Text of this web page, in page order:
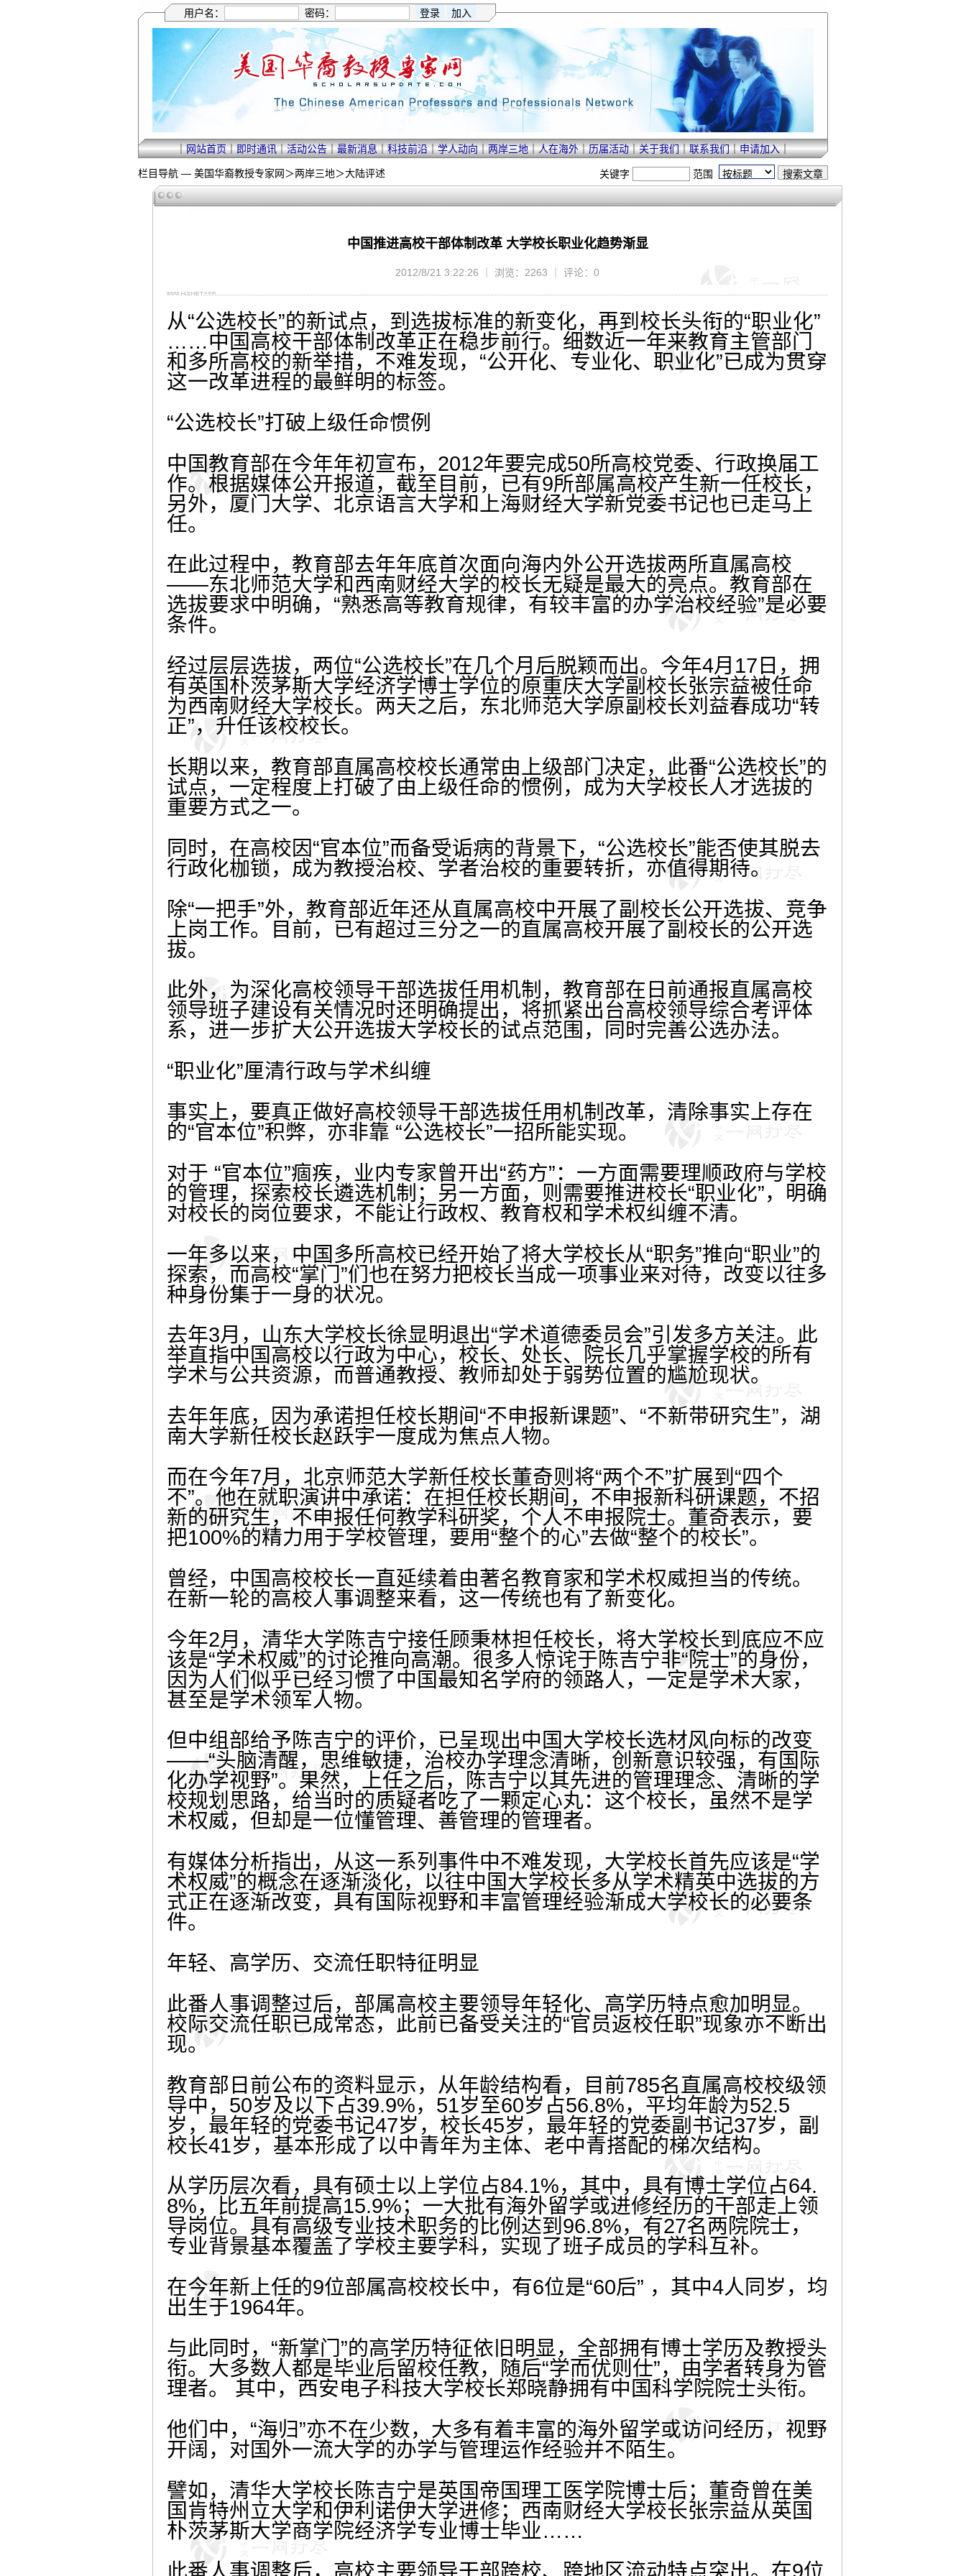
用户名： 密码：
｜网站首页｜即时通讯｜活动公告｜最新消息｜科技前沿｜学人动向｜两岸三地｜人在海外｜历届活动｜关于我们｜联系我们｜申请加入｜
栏目导航 — 美国华裔教授专家网＞两岸三地＞大陆评述 关键字 范围
中国推进高校干部体制改革 大学校长职业化趋势渐显
2012/8/21 3:22:26 ｜ 浏览：2263 ｜ 评论：0
从“公选校长”的新试点，到选拔标准的新变化，再到校长头衔的“职业化”
……中国高校干部体制改革正在稳步前行。细数近一年来教育主管部门
和多所高校的新举措，不难发现，“公开化、专业化、职业化”已成为贯穿
这一改革进程的最鲜明的标签。
“公选校长”打破上级任命惯例
中国教育部在今年年初宣布，2012年要完成50所高校党委、行政换届工
作。根据媒体公开报道，截至目前，已有9所部属高校产生新一任校长，
另外，厦门大学、北京语言大学和上海财经大学新党委书记也已走马上
任。
在此过程中，教育部去年年底首次面向海内外公开选拔两所直属高校
——东北师范大学和西南财经大学的校长无疑是最大的亮点。教育部在
选拔要求中明确，“熟悉高等教育规律，有较丰富的办学治校经验”是必要
条件。
经过层层选拔，两位“公选校长”在几个月后脱颖而出。今年4月17日，拥
有英国朴茨茅斯大学经济学博士学位的原重庆大学副校长张宗益被任命
为西南财经大学校长。两天之后，东北师范大学原副校长刘益春成功“转
正”，升任该校校长。
长期以来，教育部直属高校校长通常由上级部门决定，此番“公选校长”的
试点，一定程度上打破了由上级任命的惯例，成为大学校长人才选拔的
重要方式之一。
同时，在高校因“官本位”而备受诟病的背景下，“公选校长”能否使其脱去
行政化枷锁，成为教授治校、学者治校的重要转折，亦值得期待。
除“一把手”外，教育部近年还从直属高校中开展了副校长公开选拔、竞争
上岗工作。目前，已有超过三分之一的直属高校开展了副校长的公开选
拔。
此外，为深化高校领导干部选拔任用机制，教育部在日前通报直属高校
领导班子建设有关情况时还明确提出，将抓紧出台高校领导综合考评体
系，进一步扩大公开选拔大学校长的试点范围，同时完善公选办法。
“职业化”厘清行政与学术纠缠
事实上，要真正做好高校领导干部选拔任用机制改革，清除事实上存在
的“官本位”积弊，亦非靠 “公选校长”一招所能实现。
对于 “官本位”痼疾，业内专家曾开出“药方”：一方面需要理顺政府与学校
的管理，探索校长遴选机制；另一方面，则需要推进校长“职业化”，明确
对校长的岗位要求，不能让行政权、教育权和学术权纠缠不清。
一年多以来，中国多所高校已经开始了将大学校长从“职务”推向“职业”的
探索，而高校“掌门”们也在努力把校长当成一项事业来对待，改变以往多
种身份集于一身的状况。
去年3月，山东大学校长徐显明退出“学术道德委员会”引发多方关注。此
举直指中国高校以行政为中心，校长、处长、院长几乎掌握学校的所有
学术与公共资源，而普通教授、教师却处于弱势位置的尴尬现状。
去年年底，因为承诺担任校长期间“不申报新课题”、“不新带研究生”，湖
南大学新任校长赵跃宇一度成为焦点人物。
而在今年7月，北京师范大学新任校长董奇则将“两个不”扩展到“四个
不”。他在就职演讲中承诺：在担任校长期间，不申报新科研课题，不招
新的研究生，不申报任何教学科研奖，个人不申报院士。董奇表示，要
把100%的精力用于学校管理，要用“整个的心”去做“整个的校长”。
曾经，中国高校校长一直延续着由著名教育家和学术权威担当的传统。
在新一轮的高校人事调整来看，这一传统也有了新变化。
今年2月，清华大学陈吉宁接任顾秉林担任校长，将大学校长到底应不应
该是“学术权威”的讨论推向高潮。很多人惊诧于陈吉宁非“院士”的身份，
因为人们似乎已经习惯了中国最知名学府的领路人，一定是学术大家，
甚至是学术领军人物。
但中组部给予陈吉宁的评价，已呈现出中国大学校长选材风向标的改变
——“头脑清醒，思维敏捷，治校办学理念清晰，创新意识较强，有国际
化办学视野”。果然，上任之后，陈吉宁以其先进的管理理念、清晰的学
校规划思路，给当时的质疑者吃了一颗定心丸：这个校长，虽然不是学
术权威，但却是一位懂管理、善管理的管理者。
有媒体分析指出，从这一系列事件中不难发现，大学校长首先应该是“学
术权威”的概念在逐渐淡化，以往中国大学校长多从学术精英中选拔的方
式正在逐渐改变，具有国际视野和丰富管理经验渐成大学校长的必要条
件。
年轻、高学历、交流任职特征明显
此番人事调整过后，部属高校主要领导年轻化、高学历特点愈加明显。
校际交流任职已成常态，此前已备受关注的“官员返校任职”现象亦不断出
现。
教育部日前公布的资料显示，从年龄结构看，目前785名直属高校校级领
导中，50岁及以下占39.9%，51岁至60岁占56.8%，平均年龄为52.5
岁，最年轻的党委书记47岁，校长45岁，最年轻的党委副书记37岁，副
校长41岁，基本形成了以中青年为主体、老中青搭配的梯次结构。
从学历层次看，具有硕士以上学位占84.1%，其中，具有博士学位占64.
8%，比五年前提高15.9%；一大批有海外留学或进修经历的干部走上领
导岗位。具有高级专业技术职务的比例达到96.8%，有27名两院院士，
专业背景基本覆盖了学校主要学科，实现了班子成员的学科互补。
在今年新上任的9位部属高校校长中，有6位是“60后” ，其中4人同岁，均
出生于1964年。
与此同时，“新掌门”的高学历特征依旧明显，全部拥有博士学历及教授头
衔。大多数人都是毕业后留校任教，随后“学而优则仕”，由学者转身为管
理者。 其中，西安电子科技大学校长郑晓静拥有中国科学院院士头衔。
他们中，“海归”亦不在少数，大多有着丰富的海外留学或访问经历，视野
开阔，对国外一流大学的办学与管理运作经验并不陌生。
譬如，清华大学校长陈吉宁是英国帝国理工医学院博士后；董奇曾在美
国肯特州立大学和伊利诺伊大学进修；西南财经大学校长张宗益从英国
朴茨茅斯大学商学院经济学专业博士毕业……
此番人事调整后，高校主要领导干部跨校、跨地区流动特点突出。在9位